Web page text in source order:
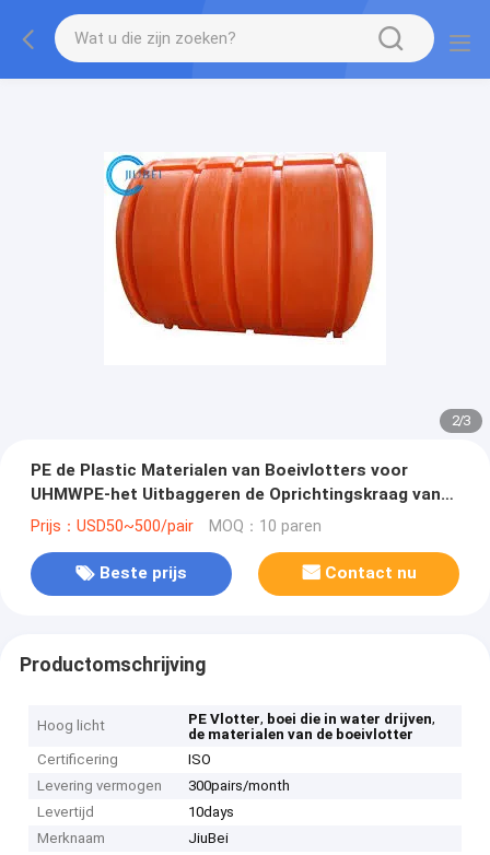
2/3
PE de Plastic Materialen van Boeivlotters voor
UHMWPE-het Uitbaggeren de Oprichtingskraag van
de Pijpleidingsslang
Prijs：USD50~500/pair MOQ：10 paren
Beste prijs Contact nu
Productomschrijving
Hoog licht PE Vlotter, boei die in water drijven,
de materialen van de boeivlotter
Certificering
ISO
Levering vermogen
300pairs/month
Levertijd
10days
Merknaam
JiuBei